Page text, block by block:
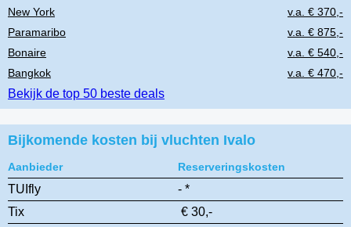
New York
v.a. € 370,-
Paramaribo
v.a. € 875,-
Bonaire
v.a. € 540,-
Bangkok
v.a. € 470,-
Bekijk de top 50 beste deals
Bijkomende kosten bij vluchten Ivalo
Aanbieder Reserveringskosten
TUIfly
- *
Tix
€ 30,-